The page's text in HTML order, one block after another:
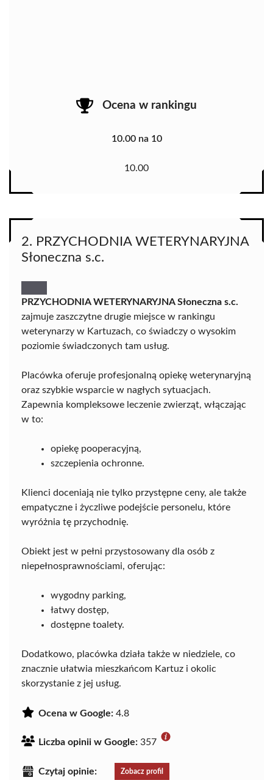
Ocena w rankingu
10.00 na 10
10.00
2. PRZYCHODNIA WETERYNARYJNA
Słoneczna s.c.
PRZYCHODNIA WETERYNARYJNA Słoneczna s.c.
zajmuje zaszczytne drugie miejsce w rankingu
weterynarzy w Kartuzach, co świadczy o wysokim
poziomie świadczonych tam usług.
Placówka oferuje profesjonalną opiekę weterynaryjną
oraz szybkie wsparcie w nagłych sytuacjach.
Zapewnia kompleksowe leczenie zwierząt, włączając
w to:
opiekę pooperacyjną,
szczepienia ochronne.
Klienci doceniają nie tylko przystępne ceny, ale także
empatyczne i życzliwe podejście personelu, które
wyróżnia tę przychodnię.
Obiekt jest w pełni przystosowany dla osób z
niepełnosprawnościami, oferując:
wygodny parking,
łatwy dostęp,
dostępne toalety.
Dodatkowo, placówka działa także w niedziele, co
znacznie ułatwia mieszkańcom Kartuz i okolic
skorzystanie z jej usług.
Ocena w Google: 4.8
Liczba opinii w Google: 357
Czytaj opinie: Zobacz profil